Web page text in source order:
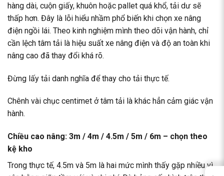
hàng dài, cuộn giấy, khuôn hoặc pallet quá khổ, tải dư sẽ
thấp hơn. Đây là lỗi hiểu nhầm phổ biến khi chọn xe nâng
điện ngồi lái. Theo kinh nghiệm mình theo dõi vận hành, chỉ
cần lệch tâm tải là hiệu suất xe nâng điện và độ an toàn khi
nâng cao đã thay đổi khá rõ.
Đừng lấy tải danh nghĩa để thay cho tải thực tế.
Chênh vài chục centimet ở tâm tải là khác hẳn cảm giác vận
hành.
Chiều cao nâng: 3m / 4m / 4.5m / 5m / 6m – chọn theo
kệ kho
Trong thực tế, 4.5m và 5m là hai mức mình thấy gặp nhiều vì